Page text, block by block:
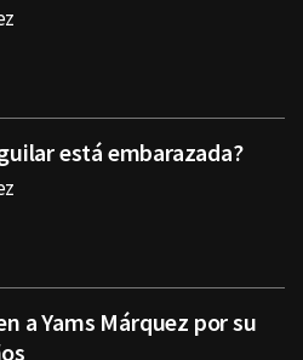
está embarazada?
a Yams Márquez por su